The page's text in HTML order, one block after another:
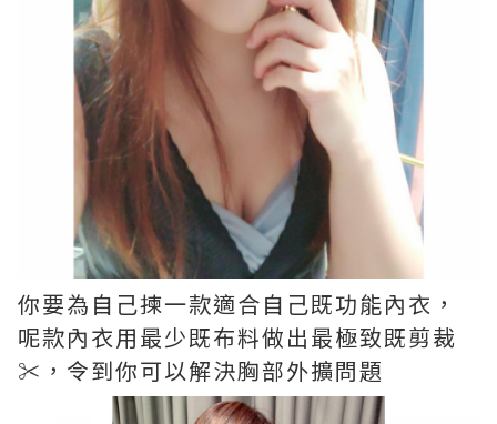
你要為自己揀一款適合自己既功能內衣，
呢款內衣用最少既布料做出最極致既剪裁
✂️，令到你可以解決胸部外擴問題